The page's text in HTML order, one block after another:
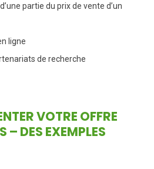
partie du prix de vente d’un
ligne
de recherche
VOTRE OFFRE
– DES EXEMPLES